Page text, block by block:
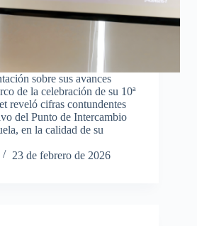
sobre sus avances
de la celebración de su 10ª
reveló cifras contundentes
del Punto de Intercambio
en la calidad de su
23 de febrero de 2026